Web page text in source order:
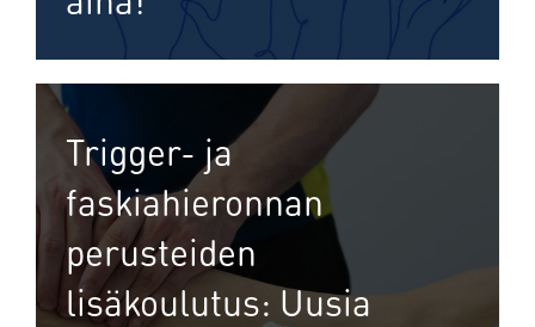
Trigger- ja
faskiahieronnan
perusteiden
lisäkoulutus: Uusia